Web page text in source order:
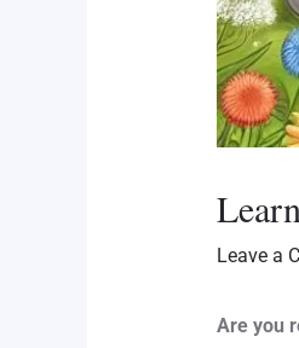
Leave a
Are you